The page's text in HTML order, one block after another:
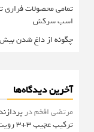
اسب سرکش
چگونه از داغ شدن
آخرین دیدگاه‌ها
مرتضی افخمدر
ترکیب عجیب 3+3 رویت شد